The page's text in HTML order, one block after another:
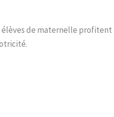
de maternelle profitent